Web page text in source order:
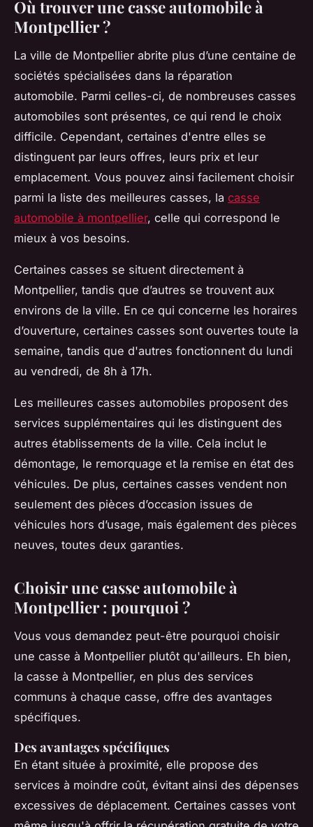
Où trouver une casse automobile à
Montpellier ?
La ville de Montpellier abrite plus d’une centaine de
sociétés spécialisées dans la réparation
automobile. Parmi celles-ci, de nombreuses casses
automobiles sont présentes, ce qui rend le choix
difficile. Cependant, certaines d'entre elles se
distinguent par leurs offres, leurs prix et leur
emplacement. Vous pouvez ainsi facilement choisir
parmi la liste des meilleures casses, la casse
automobile à montpellier, celle qui correspond le
mieux à vos besoins.
Certaines casses se situent directement à
Montpellier, tandis que d’autres se trouvent aux
environs de la ville. En ce qui concerne les horaires
d’ouverture, certaines casses sont ouvertes toute la
semaine, tandis que d'autres fonctionnent du lundi
au vendredi, de 8h à 17h.
Les meilleures casses automobiles proposent des
services supplémentaires qui les distinguent des
autres établissements de la ville. Cela inclut le
démontage, le remorquage et la remise en état des
véhicules. De plus, certaines casses vendent non
seulement des pièces d’occasion issues de
véhicules hors d’usage, mais également des pièces
neuves, toutes deux garanties.
Choisir une casse automobile à
Montpellier : pourquoi ?
Vous vous demandez peut-être pourquoi choisir
une casse à Montpellier plutôt qu'ailleurs. Eh bien,
la casse à Montpellier, en plus des services
communs à chaque casse, offre des avantages
spécifiques.
Des avantages spécifiques
En étant située à proximité, elle propose des
services à moindre coût, évitant ainsi des dépenses
excessives de déplacement. Certaines casses vont